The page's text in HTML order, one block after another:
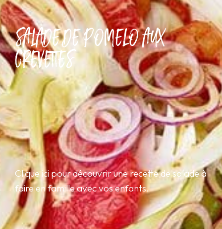
SALADE DE POMELO AUX
CREVETTES
Clique ici pour découvrir une recette de salade à
faire en famille avec vos enfants.